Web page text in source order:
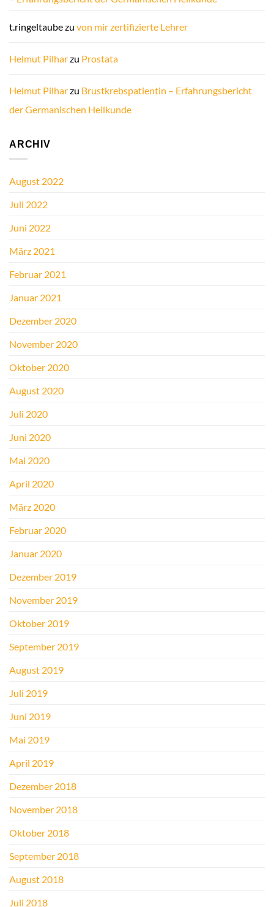
t.ringeltaubezu von mir zertifizierte Lehrer
Helmut Pilharzu Prostata
Helmut Pilharzu Brustkrebspatientin – Erfahrungsbericht
der Germanischen Heilkunde
ARCHIV
August 2022
Juli 2022
Juni 2022
März 2021
Februar 2021
Januar 2021
Dezember 2020
November 2020
Oktober 2020
August 2020
Juli 2020
Juni 2020
Mai 2020
April 2020
März 2020
Februar 2020
Januar 2020
Dezember 2019
November 2019
Oktober 2019
September 2019
August 2019
Juli 2019
Juni 2019
Mai 2019
April 2019
Dezember 2018
November 2018
Oktober 2018
September 2018
August 2018
Juli 2018